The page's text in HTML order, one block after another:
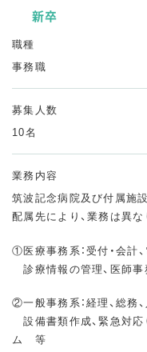
新卒
職種
事務職
募集人数
10名
業務内容
筑波記念病院及び付属施
配属先により、業務は異な
①医療事務系：受付・会計
診療情報の管理、医師
②一般事務系：経理、総務
設備書類作成、緊急対応
ム 等